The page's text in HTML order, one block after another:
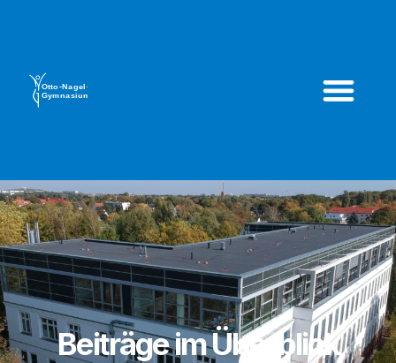
Beiträge im Überblick